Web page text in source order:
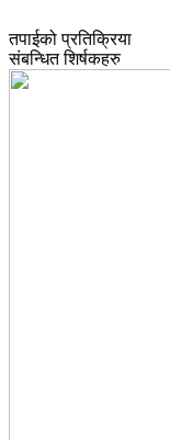
तपाईको प्रतिक्रिया
संबन्धित शिर्षकहरु